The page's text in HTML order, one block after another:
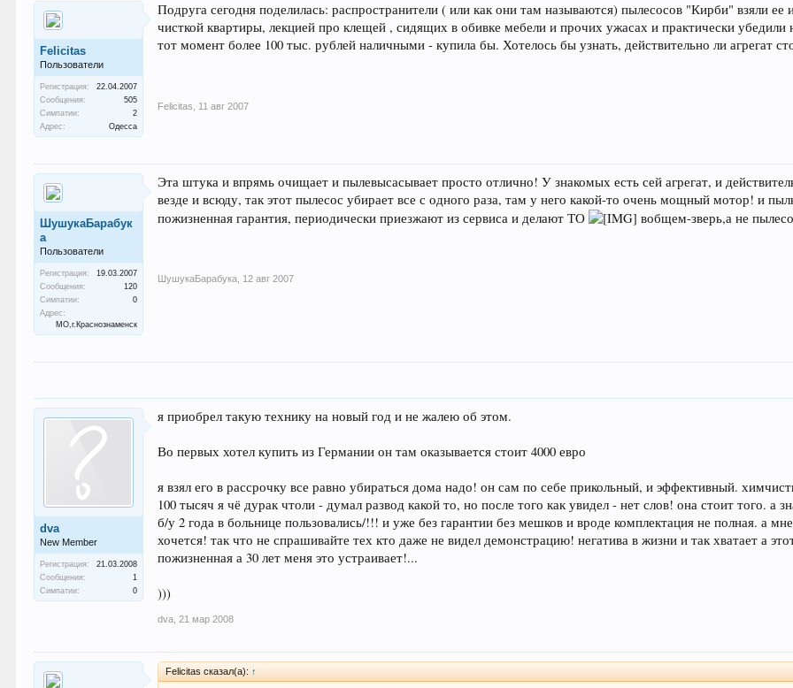
Felicitas
Пользователи
Регистрация:
22.04.2007
Сообщения:
505
Симпатии:
2
Адрес:
Одесса
Подруга сегодня поделилась: распространители ( или как они там называются) пылесосов "Кирби" взяли
чисткой квартиры, лекцией про клещей , сидящих в обивке мебели и прочих ужасах и практически
тот момент более 100 тыс. рублей наличными - купила бы. Хотелось бы узнать, действительно ли агрегат
Felicitas 11 авг 2007
ШушукаБарабук
а
Пользователи
Регистрация:
19.03.2007
Сообщения:
120
Симпатии:
0
Адрес:
МО,г.Краснознаменск
Эта штука и впрямь очищает и пылевысасывает просто отлично! У знакомых есть сей агрегат, и
везде и всюду, так этот пылесос убирает все с одного раза, там у него какой-то очень мощный мотор! и
пожизненная гарантия, периодически приезжают из сервиса и делают ТО
вобщем-зверь,а не
ШушукаБарабука 12 авг 2007
dva
New Member
Регистрация:
21.03.2008
Сообщения:
1
Симпатии:
0
я приобрел такую технику на новый год и не жалею об этом.
Во первых хотел купить из Германии он там оказывается стоит 4000 евро
я взял его в рассрочку все равно убираться дома надо! он сам по себе прикольный, и эффективный.
100 тысяч я чё дурак чтоли - думал развод какой то, но после того как увидел - нет слов! она стоит того. а
б/у 2 года в больнице пользовались/!!! и уже без гарантии без мешков и вроде комплектация не полная. а
хочется! так что не спрашивайте тех кто даже не видел демонстрацию! негатива в жизни и так хватает а
пожизненная а 30 лет меня это устраивает!...
)))
dva 21 мар 2008
Felicitas сказал(а): ↑